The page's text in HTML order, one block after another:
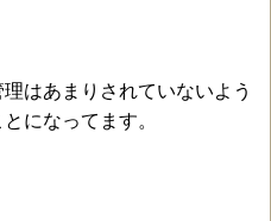
はあまりされていないよう
になってます。